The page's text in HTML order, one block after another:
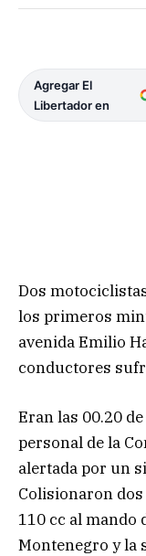
Agregar El
Libertador en
Dos
los primeros
avenida Emilio
conductores
Eran las 00.20
personal de la
alertada por un
Colisionaron
110 cc al mando
Montenegro y la